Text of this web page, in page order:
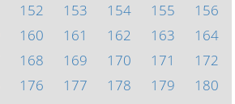
152 153 154 155
156
160 161 162 163
164
168 169 170 171
172
176 177 178 179
180